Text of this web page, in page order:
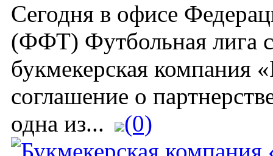
Сегодня в офисе
(ФФТ) Футбольная лига
букмекерская компания
соглашение о
одна из...
(0)